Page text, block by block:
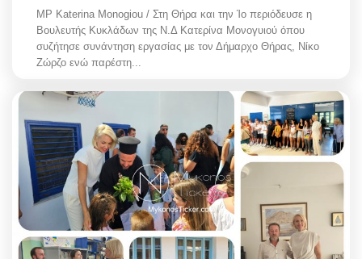
MP Katerina Monogiou / Στη Θήρα και την Ίο περιόδευσε η
Βουλευτής Κυκλάδων της Ν.Δ Κατερίνα Μονογυιού όπου
συζήτησε συνάντηση εργασίας με τον Δήμαρχο Θήρας, Νίκο
Ζώρζο ενώ παρέστη...